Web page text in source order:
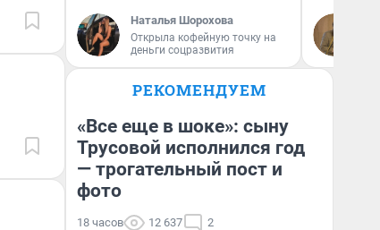
Наталья Шорохова
Открыла кофейную точку на
деньги соцразвития
РЕКОМЕНДУЕМ
«Все еще в шоке»: сыну
Трусовой исполнился год
— трогательный пост и
фото
18 часов 12 637 2